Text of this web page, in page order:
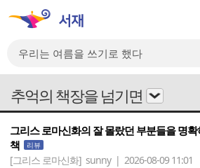
추억의 책장을 넘기면
그리스 로마신화의 잘 몰랐던 부분들을 명
책
리뷰
[그리스 로마신화] sunny | 2026-08-09 11:01